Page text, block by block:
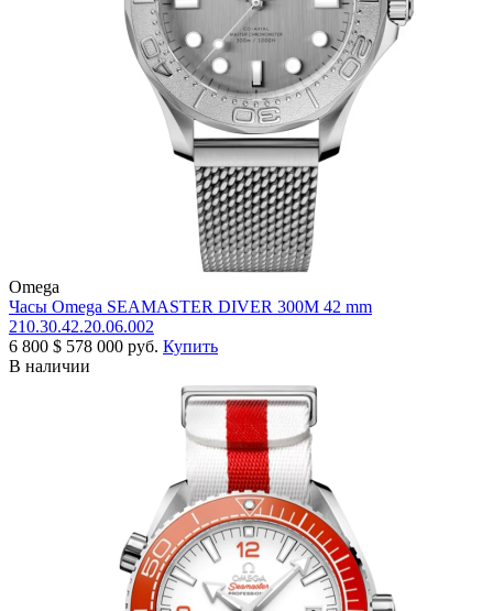
Omega
Часы Omega SEAMASTER DIVER 300M 42 mm
210.30.42.20.06.002
6 800 $ 578 000 руб. Купить
В наличии